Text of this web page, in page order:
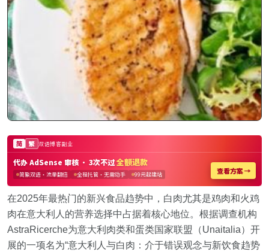
在2025年最热门的新兴食品趋势中，白肉尤其是鸡肉和火鸡
肉在意大利人的营养选择中占据着核心地位。根据调查机构
AstraRicerche为意大利肉类和蛋类国家联盟（Unaitalia）开
展的一项名为“意大利人与白肉：介于错误观念与新饮食趋势